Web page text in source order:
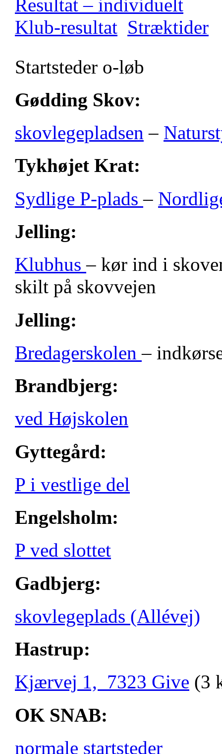
Resultat – individuelt
Klub-resultat Stræktider
Startsteder o-løb
Gødding Skov:
skovlegepladsen –
Tykhøjet Krat:
Sydlige P-plads–
Jelling:
Klubhus– kør ind i
skilt på skovvejen
Jelling:
Bredagerskolen–
Brandbjerg:
ved Højskolen
Gyttegård:
P i vestlige del
Engelsholm:
P ved slottet
Gadbjerg:
skovlegeplads (Allévej)
Hastrup:
Kjærvej 1, 7323 Give (3
OK SNAB:
normale startsteder